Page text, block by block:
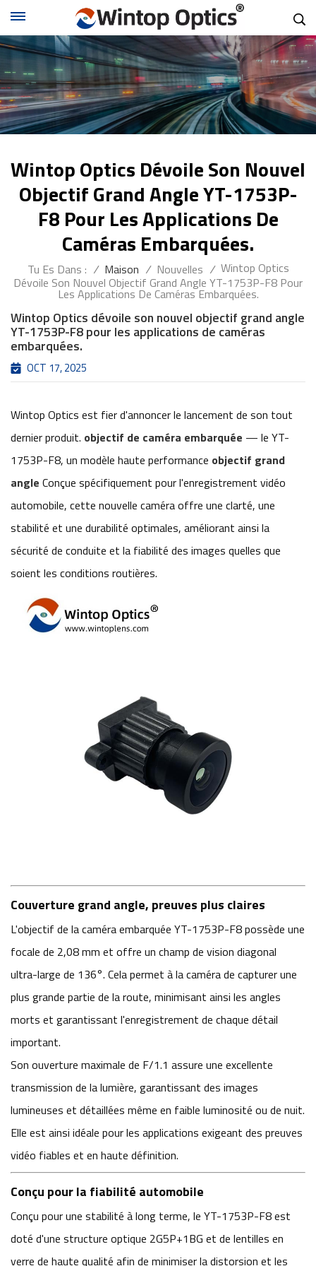
Wintop Optics Dévoile Son Nouvel
Objectif Grand Angle YT-1753P-
F8 Pour Les Applications De
Caméras Embarquées.
Tu Es Dans : / Maison / Nouvelles / Wintop Optics
Dévoile Son Nouvel Objectif Grand Angle YT-1753P-F8 Pour
Les Applications De Caméras Embarquées.
Wintop Optics dévoile son nouvel objectif grand angle
YT-1753P-F8 pour les applications de caméras
embarquées.
OCT 17, 2025
Wintop Optics est fier d'annoncer le lancement de son tout
dernier produit. objectif de caméra embarquée — le YT-
1753P-F8, un modèle haute performance objectif grand
angle Conçue spécifiquement pour l'enregistrement vidéo
automobile, cette nouvelle caméra offre une clarté, une
stabilité et une durabilité optimales, améliorant ainsi la
sécurité de conduite et la fiabilité des images quelles que
soient les conditions routières.
Couverture grand angle, preuves plus claires
L'objectif de la caméra embarquée YT-1753P-F8 possède une
focale de 2,08 mm et offre un champ de vision diagonal
ultra-large de 136°. Cela permet à la caméra de capturer une
plus grande partie de la route, minimisant ainsi les angles
morts et garantissant l'enregistrement de chaque détail
important.
Son ouverture maximale de F/1.1 assure une excellente
transmission de la lumière, garantissant des images
lumineuses et détaillées même en faible luminosité ou de nuit.
Elle est ainsi idéale pour les applications exigeant des preuves
vidéo fiables et en haute définition.
Conçu pour la fiabilité automobile
Conçu pour une stabilité à long terme, le YT-1753P-F8 est
doté d'une structure optique 2G5P+1BG et de lentilles en
verre de haute qualité afin de minimiser la distorsion et les